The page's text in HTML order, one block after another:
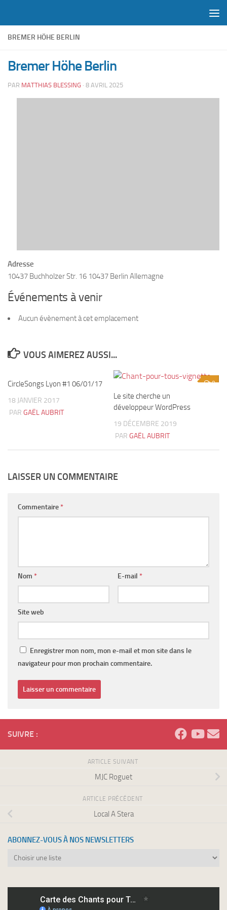
BREMER HÖHE BERLIN
Bremer Höhe Berlin
PAR MATTHIAS BLESSING · 8 AVRIL 2025
Adresse
10437 Buchholzer Str. 16 10437 Berlin Allemagne
Événements à venir
Aucun évènement à cet emplacement
VOUS AIMEREZ AUSSI...
CircleSongs Lyon #1 06/01/17
18 JANVIER 2017
PAR GAËL AUBRIT
0
Le site cherche un
développeur WordPress
19 DÉCEMBRE 2019
PAR GAËL AUBRIT
LAISSER UN COMMENTAIRE
Commentaire *
Nom * E-mail *
Site web
Enregistrer mon nom, mon e-mail et mon site dans le
navigateur pour mon prochain commentaire.
SUIVRE :
ARTICLE SUIVANT
MJC Roguet
ARTICLE PRÉCÉDENT
Local A Stera
ABONNEZ-VOUS À NOS NEWSLETTERS
Abonnez-
newsletters